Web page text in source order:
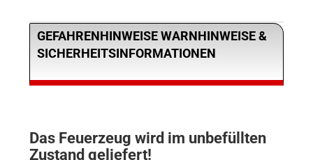
GEFAHRENHINWEISE WARNHINWEISE &
SICHERHEITSINFORMATIONEN
Das Feuerzeug wird im unbefüllten
Zustand geliefert!